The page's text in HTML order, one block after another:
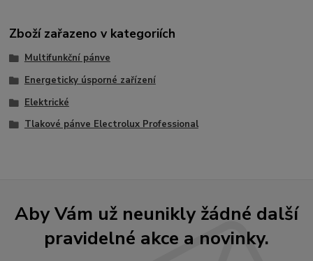
Zboží zařazeno v kategoriích
Multifunkční pánve
Energeticky úsporné zařízení
Elektrické
Tlakové pánve Electrolux Professional
Aby Vám už neunikly žádné další
pravidelné akce a novinky.